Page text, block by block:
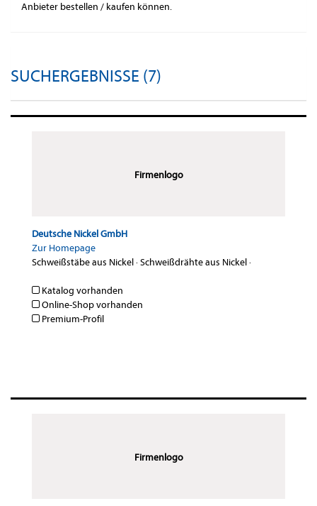
Anbieter bestellen / kaufen können.
SUCHERGEBNISSE (7)
Firmenlogo
Deutsche Nickel GmbH
Zur Homepage
Schweißstäbe aus Nickel·Schweißdrähte aus Nickel·
Katalog vorhanden
Online-Shop vorhanden
Premium-Profil
Firmenlogo